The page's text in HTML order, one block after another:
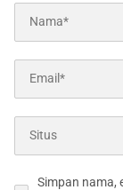
Simpan nama,